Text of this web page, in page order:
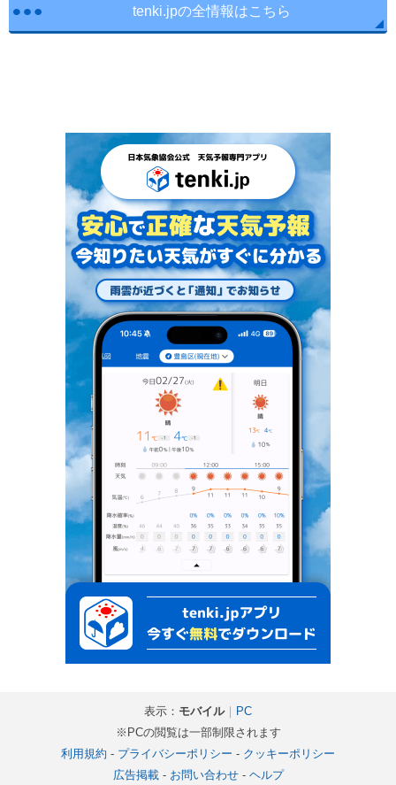
tenki.jpの全情報はこちら
表示： モバイル｜ PC
※PCの閲覧は一部制限されます
利用規約 - プライバシーポリシー - クッキーポリシー
広告掲載- お問い合わせ- ヘルプ